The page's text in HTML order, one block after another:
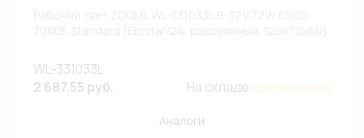
WL-331033L
2 687.55 руб.
На складе: Достаточно
Аналоги